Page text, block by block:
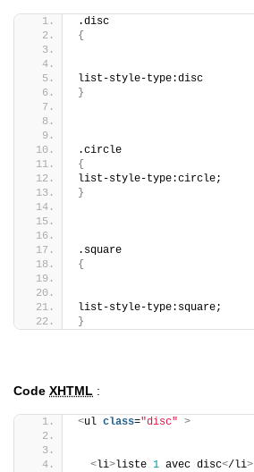
.disc
{
list-style-type:disc
}
.circle
{
list-style-type:circle;
}
.square
{
list-style-type:square;
}
Code XHTML :
<ul class="disc" >
<li>liste 1 avec disc</li>